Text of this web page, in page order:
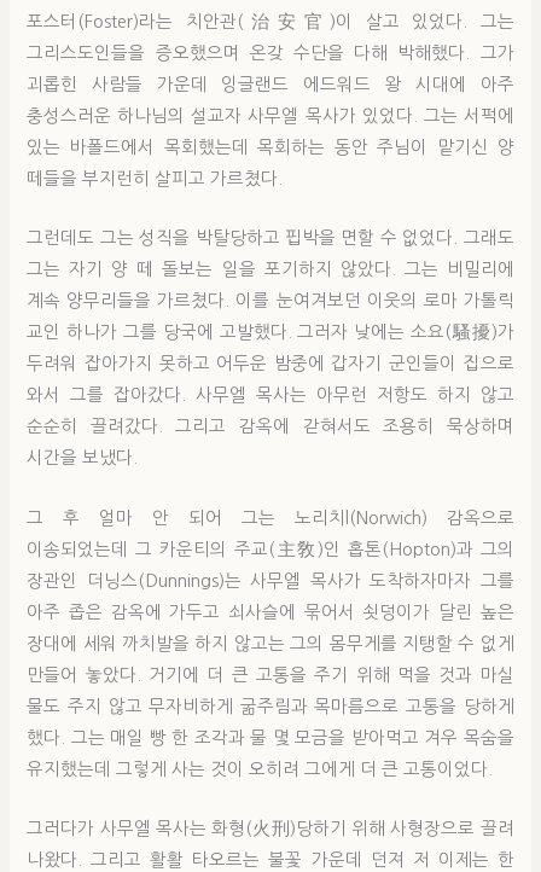
포스터(Foster)라는 치안관(治安官)이 살고 있었다. 그는
그리스도인들을 증오했으며 온갖 수단을 다해 박해했다. 그가
괴롭힌 사람들 가운데 잉글랜드 에드워드 왕 시대에 아주
충성스러운 하나님의 설교자 사무엘 목사가 있었다. 그는 서퍽에
있는 바폴드에서 목회했는데 목회하는 동안 주님이 맡기신 양
떼들을 부지런히 살피고 가르쳤다.
그런데도 그는 성직을 박탈당하고 핍박을 면할 수 없었다. 그래도
그는 자기 양 떼 돌보는 일을 포기하지 않았다. 그는 비밀리에
계속 양무리들을 가르쳤다. 이를 눈여겨보던 이웃의 로마 가톨릭
교인 하나가 그를 당국에 고발했다. 그러자 낮에는 소요(騷擾)가
두려워 잡아가지 못하고 어두운 밤중에 갑자기 군인들이 집으로
와서 그를 잡아갔다. 사무엘 목사는 아무런 저항도 하지 않고
순순히 끌려갔다. 그리고 감옥에 갇혀서도 조용히 묵상하며
시간을 보냈다.
그 후 얼마 안 되어 그는 노리치l(Norwich) 감옥으로
이송되었는데 그 카운티의 주교(主敎)인 홉톤(Hopton)과 그의
장관인 더닝스(Dunnings)는 사무엘 목사가 도착하자마자 그를
아주 좁은 감옥에 가두고 쇠사슬에 묶어서 쇳덩이가 달린 높은
장대에 세워 까치발을 하지 않고는 그의 몸무게를 지탱할 수 없게
만들어 놓았다. 거기에 더 큰 고통을 주기 위해 먹을 것과 마실
물도 주지 않고 무자비하게 굶주림과 목마름으로 고통을 당하게
했다. 그는 매일 빵 한 조각과 물 몇 모금을 받아먹고 겨우 목숨을
유지했는데 그렇게 사는 것이 오히려 그에게 더 큰 고통이었다.
그러다가 사무엘 목사는 화형(火刑)당하기 위해 사형장으로 끌려
나왔다. 그리고 활활 타오르는 불꽃 가운데 던져 저 이제는 한